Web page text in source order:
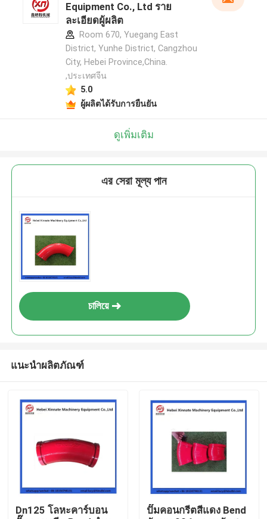
Equipment Co., Ltd ราย
ละเอียดผู้ผลิต
Room 670, Yuegang East
District, Yunhe District, Cangzhou
City, Hebei Province,China.
,ประเทศจีน
5.0
ผู้ผลิตได้รับการยืนยัน
ดูเพิ่มเติม
এর সেরা মূল্য পান
চালিয়ে
แนะนำผลิตภัณฑ์
Dn125 โลหะคาร์บอน
ปั๊มคอนกรีตสีแดง Bend